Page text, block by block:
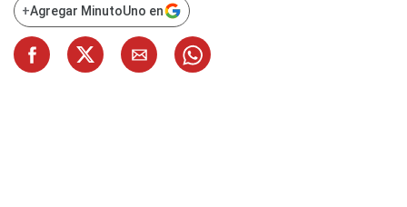
+Agregar MinutoUno en